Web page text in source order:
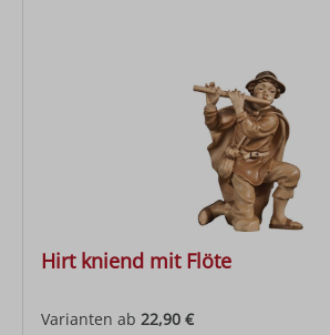
Hirt kniend mit Flöte
Varianten ab 22,90 €